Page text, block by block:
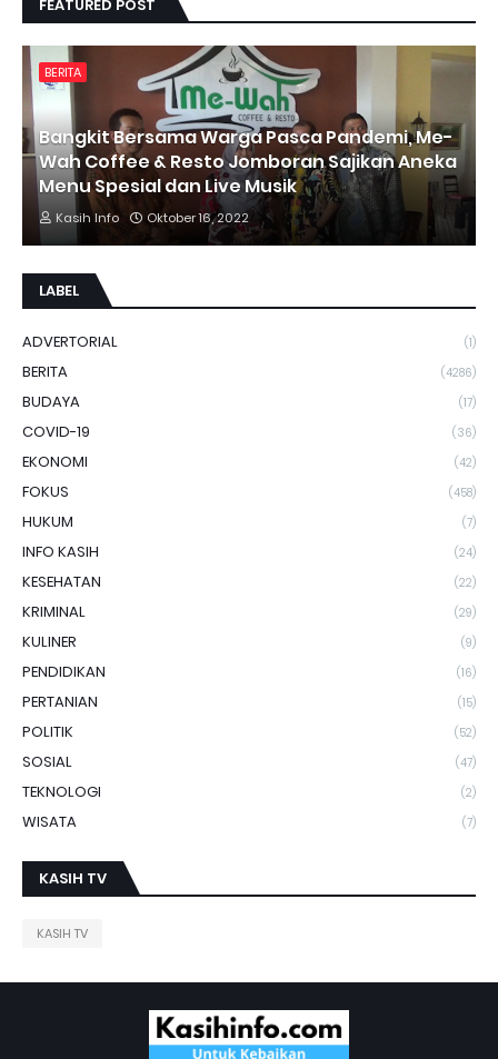
FEATURED POST
BERITA
Bangkit Bersama Warga Pasca Pandemi, Me-
Wah Coffee & Resto Jomboran Sajikan Aneka
Menu Spesial dan Live Musik
Kasih Info Oktober 16, 2022
LABEL
ADVERTORIAL (1)
BERITA (4286)
BUDAYA (17)
COVID-19 (36)
EKONOMI (42)
FOKUS (458)
HUKUM (7)
INFO KASIH (24)
KESEHATAN (22)
KRIMINAL (29)
KULINER (9)
PENDIDIKAN (16)
PERTANIAN (15)
POLITIK (52)
SOSIAL (47)
TEKNOLOGI (2)
WISATA (7)
KASIH TV
KASIH TV